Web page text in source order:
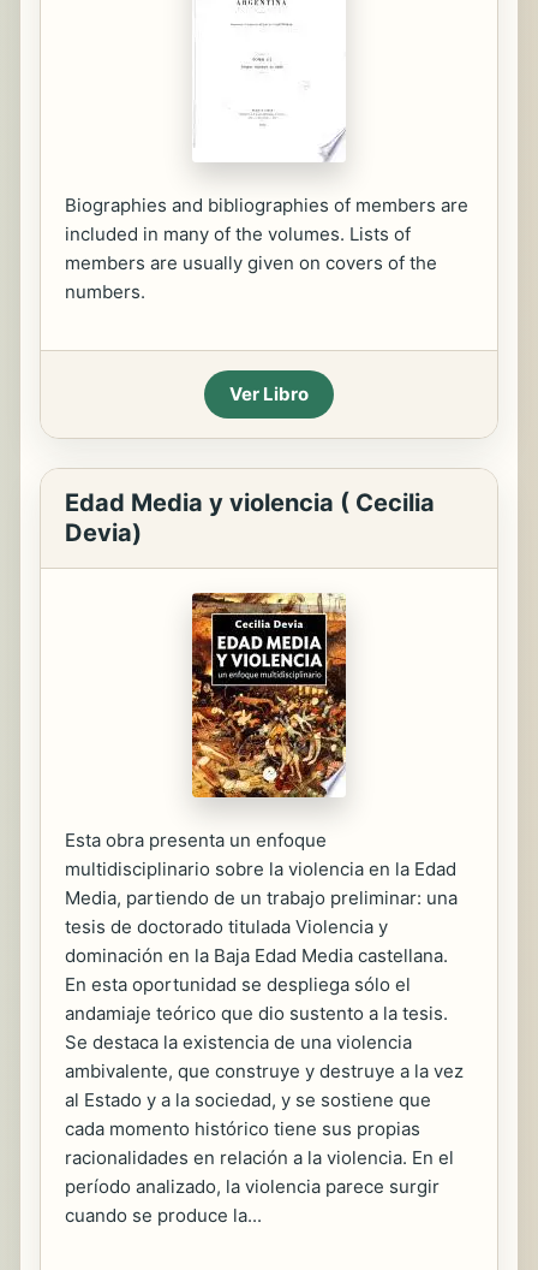
Biographies and bibliographies of members are
included in many of the volumes. Lists of
members are usually given on covers of the
numbers.
Ver Libro
Edad Media y violencia ( Cecilia
Devia)
Esta obra presenta un enfoque
multidisciplinario sobre la violencia en la Edad
Media, partiendo de un trabajo preliminar: una
tesis de doctorado titulada Violencia y
dominación en la Baja Edad Media castellana.
En esta oportunidad se despliega sólo el
andamiaje teórico que dio sustento a la tesis.
Se destaca la existencia de una violencia
ambivalente, que construye y destruye a la vez
al Estado y a la sociedad, y se sostiene que
cada momento histórico tiene sus propias
racionalidades en relación a la violencia. En el
período analizado, la violencia parece surgir
cuando se produce la...